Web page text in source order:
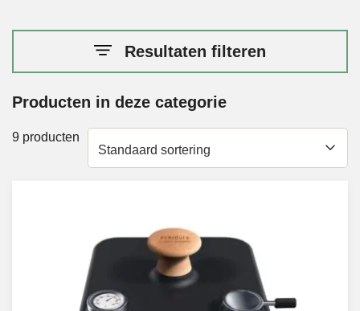
Resultaten filteren
Producten in deze categorie
9 producten